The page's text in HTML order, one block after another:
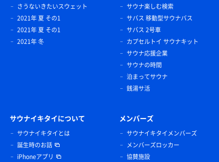
さうないきたいスウェット
2021年 夏 その1
2021年 夏 その1
2021年 冬
サウナ楽しむ検索
サバス 移動型サウナバス
サバス 2号車
カプセルトイ サウナキット
サウナ応援企業
サウナの時間
泊まってサウナ
銭湯サ活
サウナイキタイについて
サウナイキタイとは
誕生時のお話
iPhoneアプリ
メンバーズ
サウナイキタイメンバーズ
メンバーズロッカー
協賛施設